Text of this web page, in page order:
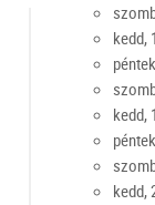
Mozart
eredeti
élvezheti
kedd,
kedd,
kedd,